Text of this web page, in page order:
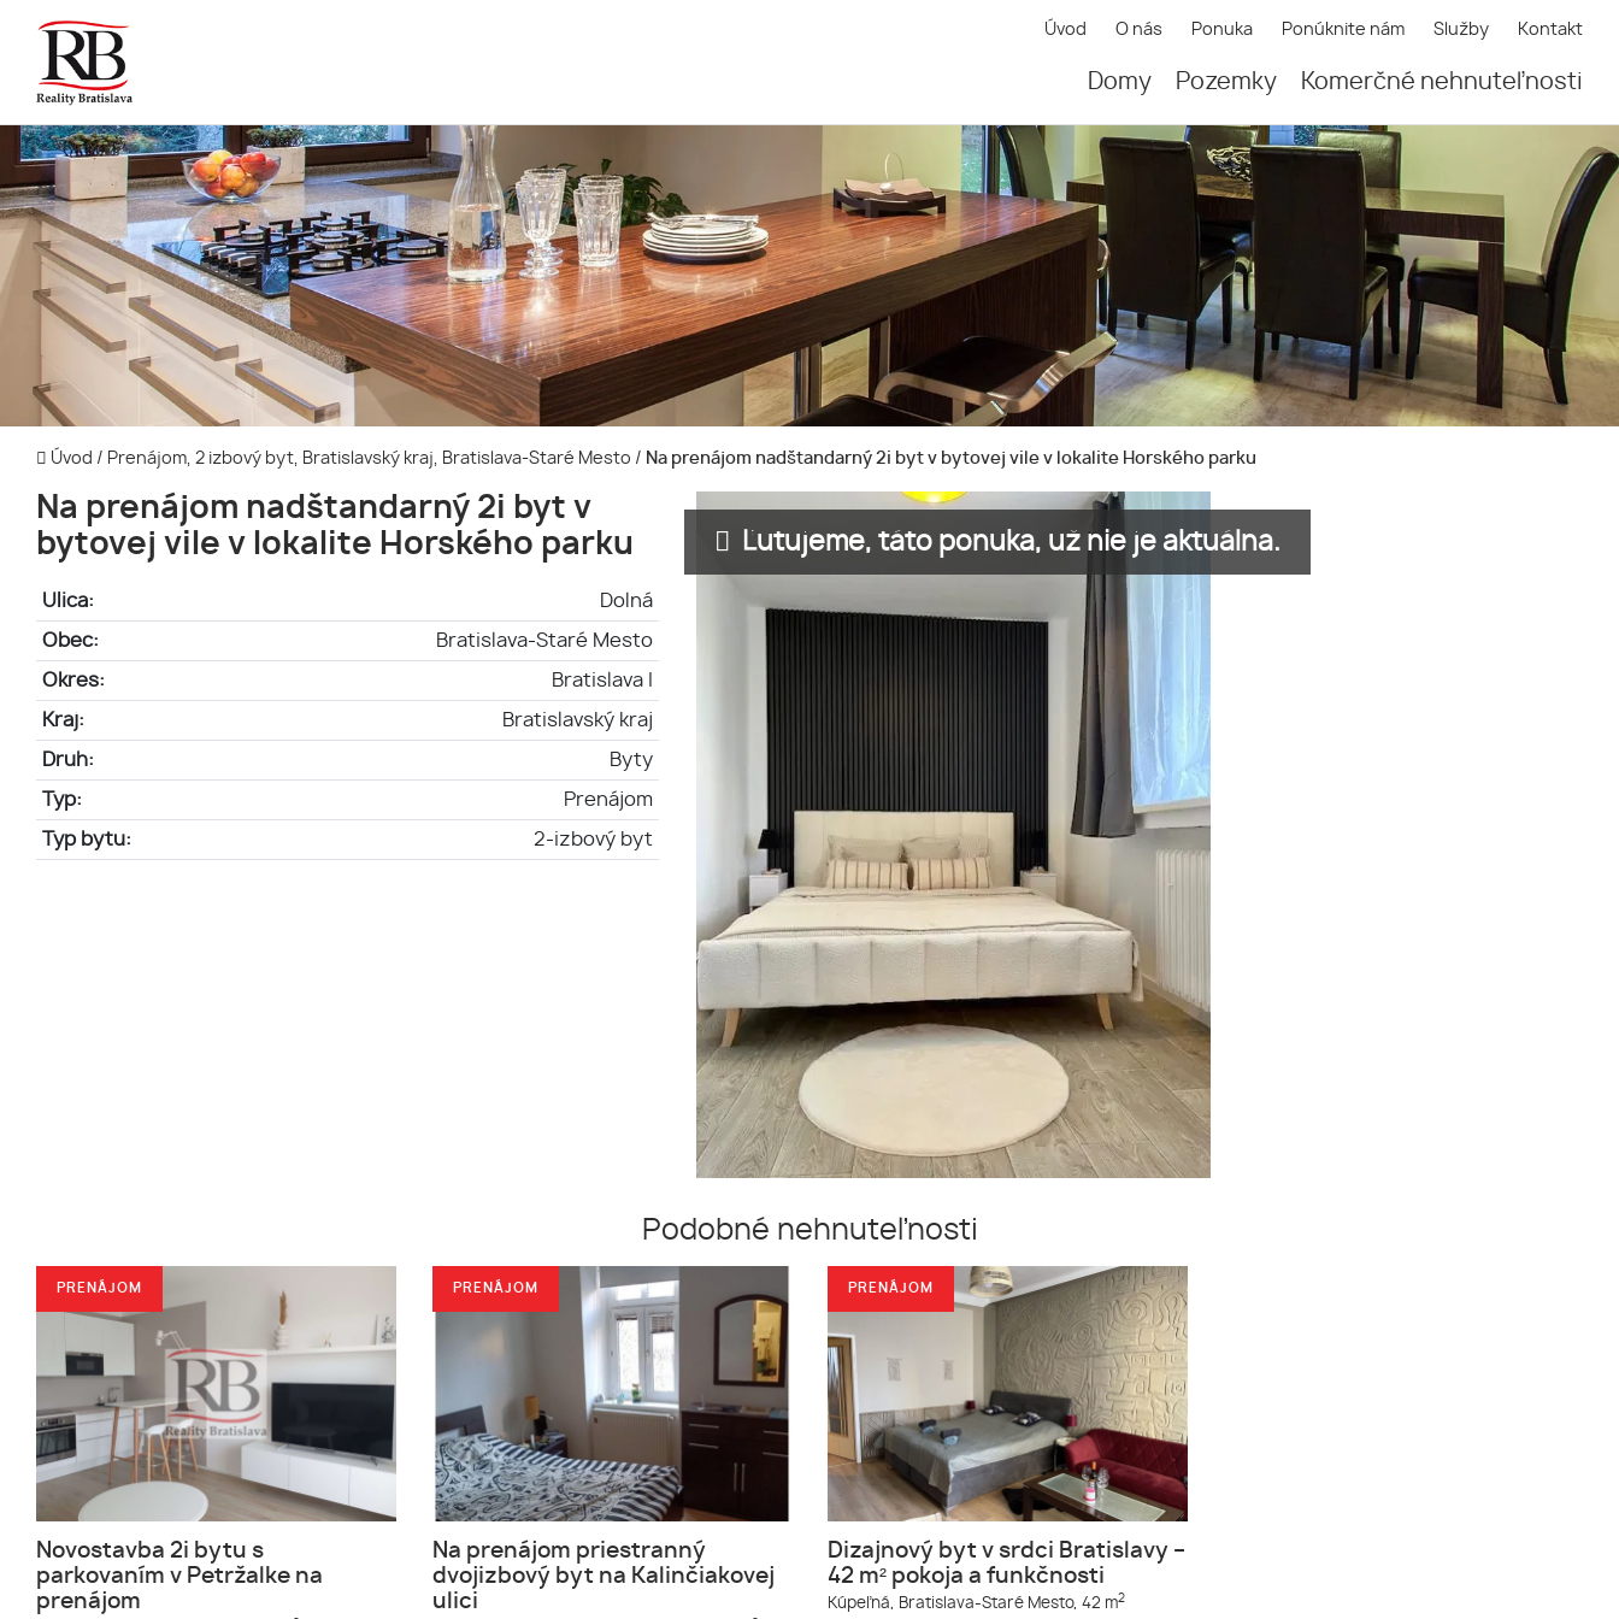
Úvod O nás Ponuka Ponúknite nám Služby Kontakt
Domy Pozemky Komerčné nehnuteľnosti
Úvod / Prenájom, 2 izbový byt, Bratislavský kraj, Bratislava-Staré Mesto / Na prenájom nadštandarný 2i byt v bytovej vile v lokalite Horského parku
Na prenájom nadštandarný 2i byt v
bytovej vile v lokalite Horského parku
Ulica: Dolná
Obec: Bratislava-Staré Mesto
Okres: Bratislava I
Kraj: Bratislavský kraj
Druh: Byty
Typ: Prenájom
Typ bytu: 2-izbový byt
Ľutujeme, táto ponuka, už nie je aktuálna.
Podobné nehnuteľnosti
PRENÁJOM
Novostavba 2i bytu s
parkovaním v Petržalke na
prenájom
PRENÁJOM
Na prenájom priestranný
dvojizbový byt na Kalinčiakovej
ulici
PRENÁJOM
Dizajnový byt v srdci Bratislavy –
42 m² pokoja a funkčnosti
Kúpeľná, Bratislava-Staré Mesto, 42 m2